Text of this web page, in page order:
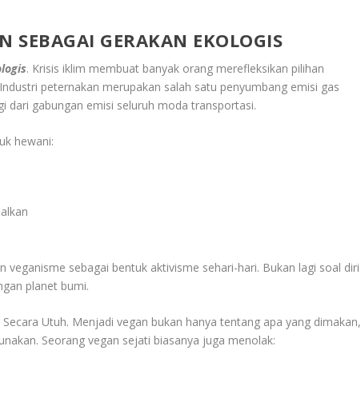
SEBAGAI GERAKAN EKOLOGIS
. Krisis iklim membuat banyak orang merefleksikan pilihan
peternakan merupakan salah satu penyumbang emisi gas
dari gabungan emisi seluruh moda transportasi.
hewani:
veganisme sebagai bentuk aktivisme sehari-hari. Bukan lagi soal diri
planet bumi.
Utuh. Menjadi vegan bukan hanya tentang apa yang dimakan,
Seorang vegan sejati biasanya juga menolak: